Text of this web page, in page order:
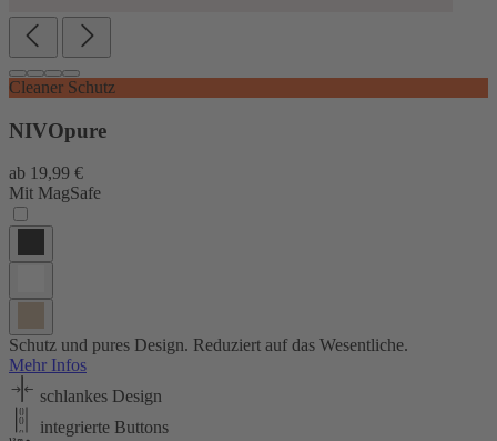
Cleaner Schutz
NIVOpure
ab 19,99 €
Mit MagSafe
Schutz und pures Design. Reduziert auf das Wesentliche.
Mehr Infos
schlankes Design
integrierte Buttons